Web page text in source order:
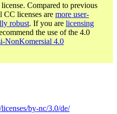
Compared to previous
CC licenses are more user-
robust. If you are licensing
the use of the 4.0
NonKomersial 4.0
by-nc/3.0/de/